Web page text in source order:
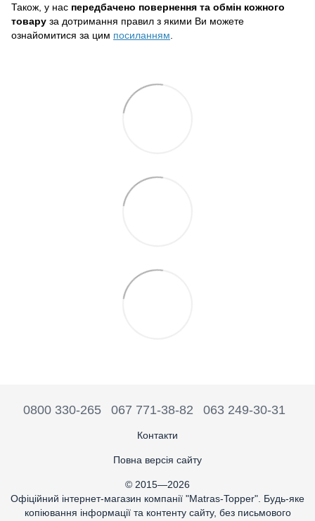
Також, у нас передбачено повернення та обмін кожного
товару за дотримання правил з якими Ви можете
ознайомитися за цим посиланням
0800 330-265 067 771-38-82 063 249-30-31
Контакти
Повна версія сайту
© 2015—2026
Офіційний інтернет-магазин компанії "Matras-Topper". Будь-яке
копіювання інформації та контенту сайту, без письмового